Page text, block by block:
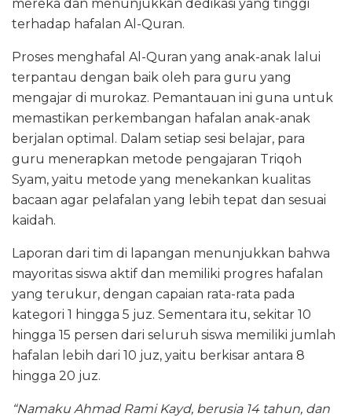
mereka dan menunjukkan dedikasi yang tinggi
terhadap hafalan Al-Quran.
Proses menghafal Al-Quran yang anak-anak lalui
terpantau dengan baik oleh para guru yang
mengajar di murokaz. Pemantauan ini guna untuk
memastikan perkembangan hafalan anak-anak
berjalan optimal. Dalam setiap sesi belajar, para
guru menerapkan metode pengajaran Triqoh
Syam, yaitu metode yang menekankan kualitas
bacaan agar pelafalan yang lebih tepat dan sesuai
kaidah.
Laporan dari tim di lapangan menunjukkan bahwa
mayoritas siswa aktif dan memiliki progres hafalan
yang terukur, dengan capaian rata-rata pada
kategori 1 hingga 5 juz. Sementara itu, sekitar 10
hingga 15 persen dari seluruh siswa memiliki jumlah
hafalan lebih dari 10 juz, yaitu berkisar antara 8
hingga 20 juz.
“Namaku Ahmad Rami Kayd, berusia 14 tahun, dan